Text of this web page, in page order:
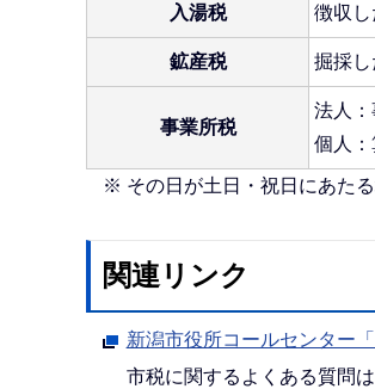
入湯税 徴収
鉱産税 掘採
事業所税
法人
個人
※ その日が土日・祝日にあた
関連リンク
新潟市役所コールセンター
市税に関するよくある質問